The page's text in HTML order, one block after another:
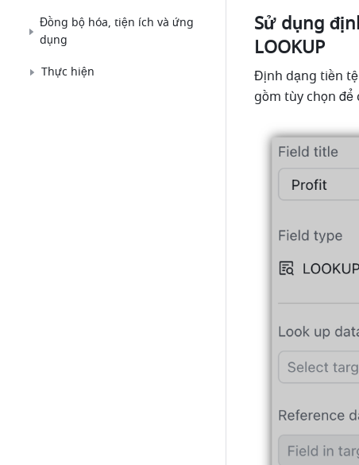
Đồng bộ hóa, tiện ích và ứng
dụng
Thực hiện
Sử dụng
LOOKUP
Định dạng tiền
gồm tùy chọn